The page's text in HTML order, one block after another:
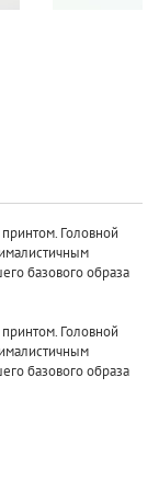
Головной
базового образа
Головной
базового образа